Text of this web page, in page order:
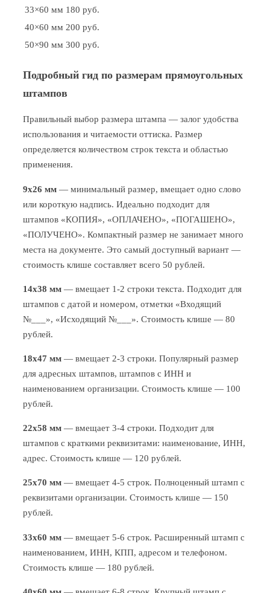
33×60 мм 180 руб.
40×60 мм 200 руб.
50×90 мм 300 руб.
Подробный гид по размерам прямоугольных
штампов
Правильный выбор размера штампа — залог удобства
использования и читаемости оттиска. Размер
определяется количеством строк текста и областью
применения.
9x26 мм — минимальный размер, вмещает одно слово
или короткую надпись. Идеально подходит для
штампов «КОПИЯ», «ОПЛАЧЕНО», «ПОГАШЕНО»,
«ПОЛУЧЕНО». Компактный размер не занимает много
места на документе. Это самый доступный вариант —
стоимость клише составляет всего 50 рублей.
14x38 мм — вмещает 1-2 строки текста. Подходит для
штампов с датой и номером, отметки «Входящий
№___», «Исходящий №___». Стоимость клише — 80
рублей.
18x47 мм — вмещает 2-3 строки. Популярный размер
для адресных штампов, штампов с ИНН и
наименованием организации. Стоимость клише — 100
рублей.
22x58 мм — вмещает 3-4 строки. Подходит для
штампов с краткими реквизитами: наименование, ИНН,
адрес. Стоимость клише — 120 рублей.
25x70 мм — вмещает 4-5 строк. Полноценный штамп с
реквизитами организации. Стоимость клише — 150
рублей.
33x60 мм — вмещает 5-6 строк. Расширенный штамп с
наименованием, ИНН, КПП, адресом и телефоном.
Стоимость клише — 180 рублей.